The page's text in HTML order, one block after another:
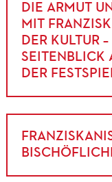
DIE ARMUT
MIT
DER KULTUR
SEITENBLICK
DER